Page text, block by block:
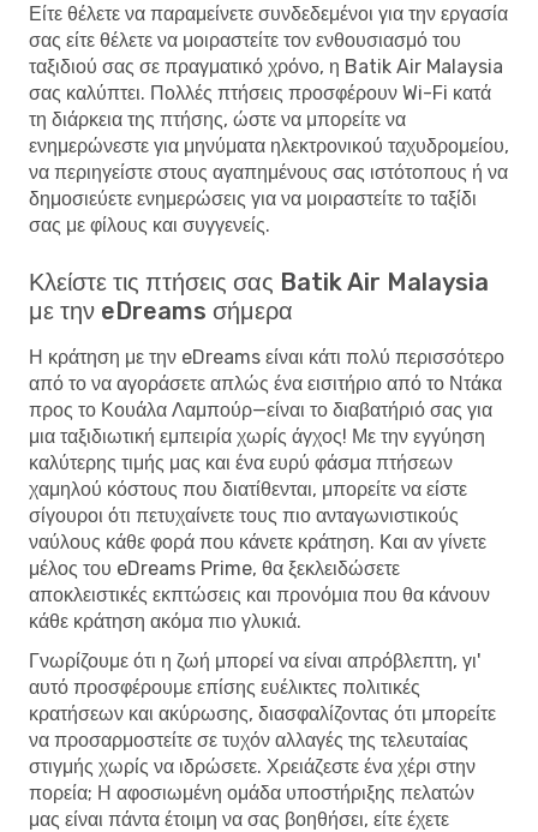
Είτε θέλετε να παραμείνετε συνδεδεμένοι για την εργασία
σας είτε θέλετε να μοιραστείτε τον ενθουσιασμό του
ταξιδιού σας σε πραγματικό χρόνο, η Batik Air Malaysia
σας καλύπτει. Πολλές πτήσεις προσφέρουν Wi-Fi κατά
τη διάρκεια της πτήσης, ώστε να μπορείτε να
ενημερώνεστε για μηνύματα ηλεκτρονικού ταχυδρομείου,
να περιηγείστε στους αγαπημένους σας ιστότοπους ή να
δημοσιεύετε ενημερώσεις για να μοιραστείτε το ταξίδι
σας με φίλους και συγγενείς.
Κλείστε τις πτήσεις σας Batik Air Malaysia
με την eDreams σήμερα
Η κράτηση με την eDreams είναι κάτι πολύ περισσότερο
από το να αγοράσετε απλώς ένα εισιτήριο από το Ντάκα
προς το Κουάλα Λαμπούρ—είναι το διαβατήριό σας για
μια ταξιδιωτική εμπειρία χωρίς άγχος! Με την εγγύηση
καλύτερης τιμής μας και ένα ευρύ φάσμα πτήσεων
χαμηλού κόστους που διατίθενται, μπορείτε να είστε
σίγουροι ότι πετυχαίνετε τους πιο ανταγωνιστικούς
ναύλους κάθε φορά που κάνετε κράτηση. Και αν γίνετε
μέλος του eDreams Prime, θα ξεκλειδώσετε
αποκλειστικές εκπτώσεις και προνόμια που θα κάνουν
κάθε κράτηση ακόμα πιο γλυκιά.
Γνωρίζουμε ότι η ζωή μπορεί να είναι απρόβλεπτη, γι'
αυτό προσφέρουμε επίσης ευέλικτες πολιτικές
κρατήσεων και ακύρωσης, διασφαλίζοντας ότι μπορείτε
να προσαρμοστείτε σε τυχόν αλλαγές της τελευταίας
στιγμής χωρίς να ιδρώσετε. Χρειάζεστε ένα χέρι στην
πορεία; Η αφοσιωμένη ομάδα υποστήριξης πελατών
μας είναι πάντα έτοιμη να σας βοηθήσει, είτε έχετε